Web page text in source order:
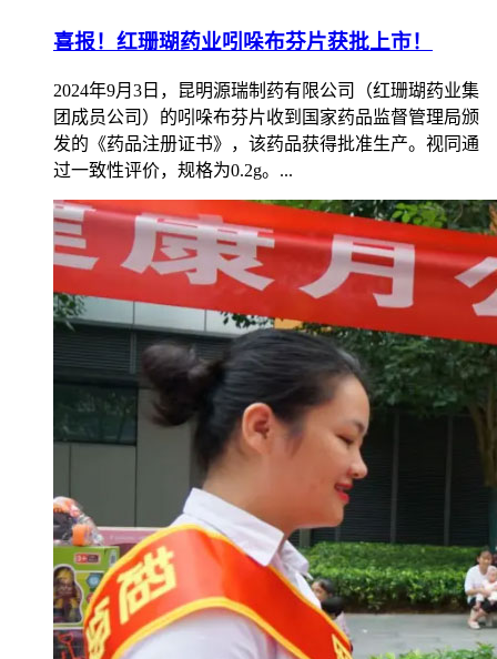
喜报！红珊瑚药业吲哚布芬片获批上市！
2024年9月3日，昆明源瑞制药有限公司（红珊瑚药业集
团成员公司）的吲哚布芬片收到国家药品监督管理局颁
发的《药品注册证书》，该药品获得批准生产。视同通
过一致性评价，规格为0.2g。...